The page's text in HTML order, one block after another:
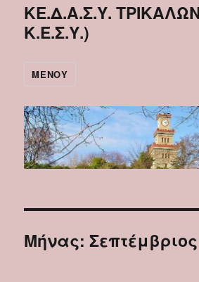
ΚΕ.Δ.Α.Σ.Υ.
Κ.Ε.Σ.Υ.)
ΜΕΝΟΎ
Μήνας: